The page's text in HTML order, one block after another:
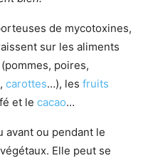
de mycotoxines,
sur les aliments
(pommes, poires,
, carottes…), les fruits
et le cacao…
avant ou pendant le
Elle peut se